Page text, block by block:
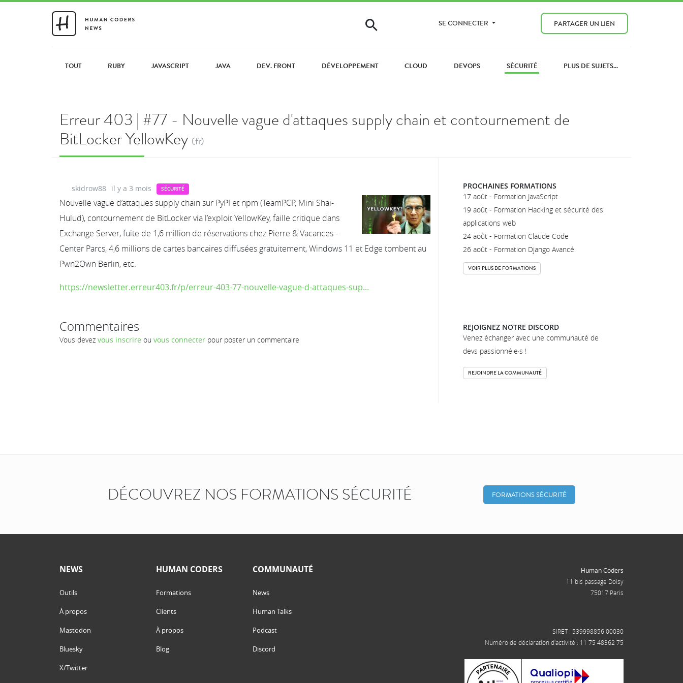
SE CONNECTER PARTAGER UN LIEN
TOUT RUBY JAVASCRIPT JAVA DEV. FRONT DÉVELOPPEMENT CLOUD DEVOPS SÉCURITÉ PLUS DE SUJETS...
Erreur 403 | #77 - Nouvelle vague d'attaques supply chain et contournement de
BitLocker YellowKey (fr)
skidrow88 il y a 3 mois SÉCURITÉ
Nouvelle vague d’attaques supply chain sur PyPI et npm (TeamPCP, Mini Shai-
Hulud), contournement de BitLocker via l’exploit YellowKey, faille critique dans
Exchange Server, fuite de 1,6 million de réservations chez Pierre & Vacances -
Center Parcs, 4,6 millions de cartes bancaires diffusées gratuitement, Windows 11 et Edge tombent au
Pwn2Own Berlin, etc.
https://newsletter.erreur403.fr/p/erreur-403-77-nouvelle-vague-d-attaques-sup...
Commentaires
Vous devez vous inscrire ou vous connecter pour poster un commentaire
PROCHAINES FORMATIONS
17 août - Formation JavaScript
19 août - Formation Hacking et sécurité des
applications web
24 août - Formation Claude Code
26 août - Formation Django Avancé
VOIR PLUS DE FORMATIONS
REJOIGNEZ NOTRE DISCORD
Venez échanger avec une communauté de
devs passionné·e·s !
REJOINDRE LA COMMUNAUTÉ
DÉCOUVREZ NOS FORMATIONS SÉCURITÉ FORMATIONS SÉCURITÉ
NEWS
Outils
À propos
Mastodon
Bluesky
X/Twitter
HUMAN CODERS
Formations
Clients
À propos
Blog
COMMUNAUTÉ
News
Human Talks
Podcast
Discord
Human Coders
11 bis passage Doisy
75017 Paris
SIRET : 539998856 00030
Numéro de déclaration d'activité : 11 75 48362 75